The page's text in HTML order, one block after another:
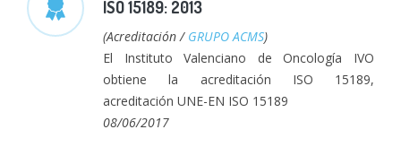
ISO 15189: 2013
(Acreditación / GRUPO ACMS)
El Instituto Valenciano de Oncología IVO
obtiene la acreditación ISO 15189,
acreditación UNE-EN ISO 15189
08/06/2017